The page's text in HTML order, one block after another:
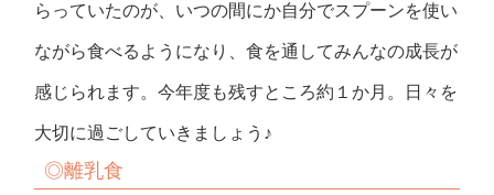
らっていたのが、いつの間にか自分でスプーンを使い
ながら食べるようになり、食を通してみんなの成長が
感じられます。今年度も残すところ約１か月。日々を
大切に過ごしていきましょう♪
◎離乳食